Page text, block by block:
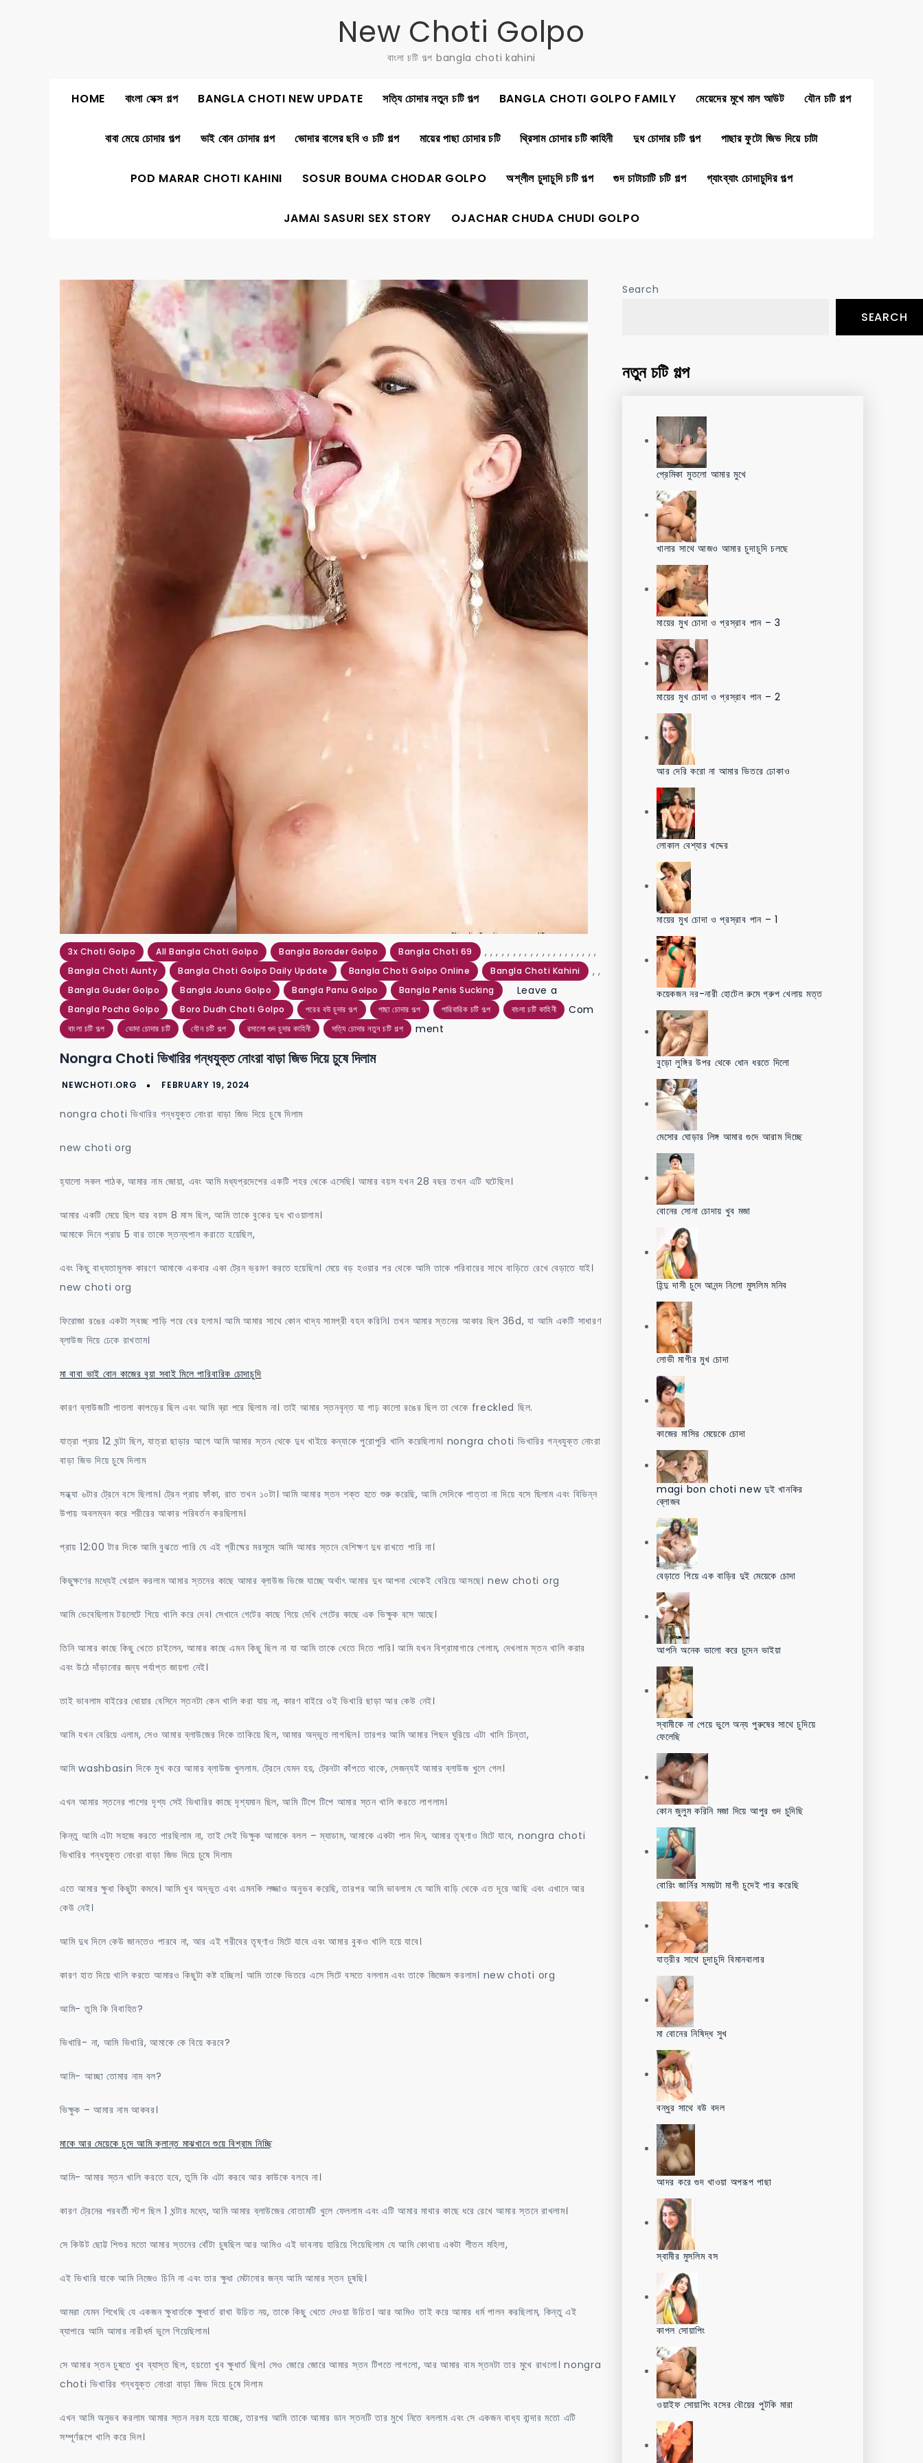
New Choti Golpo
বাংলা চটি গল্প bangla choti kahini
HOME বাংলা সেক্স গল্প BANGLA CHOTI NEW UPDATE সত্যি চোদার নতুন চটি গল্প BANGLA CHOTI GOLPO FAMILY মেয়েদের মুখে মাল আউট যৌন চটি গল্প
বাবা মেয়ে চোদার গল্প ভাই বোন চোদার গল্প ভোদার বালের ছবি ও চটি গল্প মায়ের পাছা চোদার চটি থ্রিসাম চোদার চটি কাহিনী দুধ চোদার চটি গল্প পাছার ফুটো জিভ দিয়ে চাটা
POD MARAR CHOTI KAHINI SOSUR BOUMA CHODAR GOLPO অশ্লীল চুদাচুদি চটি গল্প গুদ চাটাচাটি চটি গল্প গ্যাংব্যাং চোদাচুদির গল্প
JAMAI SASURI SEX STORY OJACHAR CHUDA CHUDI GOLPO
3x Choti Golpo ,
All Bangla Choti Golpo ,
Bangla Boroder Golpo ,
Bangla Choti 69 ,
Bangla Choti Aunty
,
Bangla Choti Golpo Daily Update
,
Bangla Choti Golpo Online
,
Bangla Choti Kahini
,
Bangla Guder Golpo
,
Bangla Jouno Golpo
,
Bangla Panu Golpo
,
Bangla Penis Sucking
,
Bangla Pocha Golpo
,
Boro Dudh Choti Golpo
,
পরের বউ চুদার গল্প
,
পাছা চোদার গল্প
,
পারিবারিক চটি গল্প
,
বাংলা চটি কাহিনী
,
বাংলা চটি গল্প
,
ভোদা চোদার চটি
,
যৌন চটি গল্প
,
রসালো গুদ চুদার কাহিনী
,
সত্যি চোদার নতুন চটি গল্প
Leave a
Com
ment
দিয়ে
Nongra Choti ভিখারির গন্ধযুক্ত নোংরা বাড়া জিভ দিয়ে চুষে দিলাম
nongra choti ভিখারির গন্ধযুক্ত নোংরা বাড়া জিভ দিয়ে চুষে দিলাম
new choti org
হ্যালো সকল পাঠক, আমার নাম জোয়া, এবং আমি মধ্যপ্রদেশের একটি শহর থেকে এসেছি। আমার বয়স যখন 28 বছর তখন এটি ঘটেছিল।
আমার একটি মেয়ে ছিল যার বয়স 8 মাস ছিল, আমি তাকে বুকের দুধ খাওয়ালাম।
আমাকে দিনে প্রায় 5 বার তাকে স্তন্যপান করাতে হয়েছিল,
এবং কিছু বাধ্যতামূলক কারণে আমাকে একবার একা ট্রেন ভ্রমণ করতে হয়েছিল। মেয়ে বড় হওয়ার পর থেকে আমি তাকে পরিবারের সাথে বাড়িতে রেখে বেড়াতে যাই।
new choti org
ফিরোজা রঙের একটা স্বচ্ছ শাড়ি পরে বের হলাম। আমি আমার সাথে কোন খাদ্য সামগ্রী বহন করিনি। তখন আমার স্তনের আকার ছিল 36d, যা আমি একটি সাধারণ
ব্লাউজ দিয়ে ঢেকে রাখতাম।
মা বাবা ভাই বোন কাজের বুয়া সবাই মিলে পারিবারিক চোদাচুদি
কারণ ব্লাউজটি পাতলা কাপড়ের ছিল এবং আমি ব্রা পরে ছিলাম না। তাই আমার স্তনবৃন্ত যা গাঢ় কালো রঙের ছিল তা থেকে freckled ছিল.
যাত্রা প্রায় 12 ঘন্টা ছিল, যাত্রা ছাড়ার আগে আমি আমার স্তন থেকে দুধ খাইয়ে কন্যাকে পুরোপুরি খালি করেছিলাম। nongra choti ভিখারির গন্ধযুক্ত নোংরা
বাড়া জিভ দিয়ে চুষে দিলাম
সন্ধ্যা ৬টার ট্রেনে বসে ছিলাম। ট্রেন প্রায় ফাঁকা, রাত তখন ১০টা। আমি আমার স্তন শক্ত হতে শুরু করেছি, আমি সেদিকে পাত্তা না দিয়ে বসে ছিলাম এবং বিভিন্ন
উপায় অবলম্বন করে শরীরের আকার পরিবর্তন করছিলাম।
প্রায় 12:00 টার দিকে আমি বুঝতে পারি যে এই গ্রীষ্মের মরসুমে আমি আমার স্তনে বেশিক্ষণ দুধ রাখতে পারি না।
কিছুক্ষণের মধ্যেই খেয়াল করলাম আমার স্তনের কাছে আমার ব্লাউজ ভিজে যাচ্ছে অর্থাৎ আমার দুধ আপনা থেকেই বেরিয়ে আসছে। new choti org
আমি ভেবেছিলাম টয়লেটে গিয়ে খালি করে দেব। সেখানে গেটের কাছে গিয়ে দেখি গেটের কাছে এক ভিক্ষুক বসে আছে।
তিনি আমার কাছে কিছু খেতে চাইলেন, আমার কাছে এমন কিছু ছিল না যা আমি তাকে খেতে দিতে পারি। আমি যখন বিশ্রামাগারে গেলাম, দেখলাম স্তন খালি করার
এবং উঠে দাঁড়ানোর জন্য পর্যাপ্ত জায়গা নেই।
তাই ভাবলাম বাইরের ধোয়ার বেসিনে স্তনটা কেন খালি করা যায় না, কারণ বাইরে ওই ভিখারি ছাড়া আর কেউ নেই।
আমি যখন বেরিয়ে এলাম, সেও আমার ব্লাউজের দিকে তাকিয়ে ছিল, আমার অদ্ভুত লাগছিল। তারপর আমি আমার পিছন ঘুরিয়ে এটা খালি চিন্তা,
আমি washbasin দিকে মুখ করে আমার ব্লাউজ খুললাম. ট্রেনে যেমন হয়, ট্রেনটা কাঁপতে থাকে, সেজন্যই আমার ব্লাউজ খুলে গেল।
এখন আমার স্তনের পাশের দৃশ্য সেই ভিখারির কাছে দৃশ্যমান ছিল, আমি টিপে টিপে আমার স্তন খালি করতে লাগলাম।
কিন্তু আমি এটা সহজে করতে পারছিলাম না, তাই সেই ভিক্ষুক আমাকে বলল – ম্যাডাম, আমাকে একটা পান দিন, আমার তৃষ্ণাও মিটে যাবে, nongra choti
ভিখারির গন্ধযুক্ত নোংরা বাড়া জিভ দিয়ে চুষে দিলাম
এতে আমার ক্ষুধা কিছুটা কমবে। আমি খুব অদ্ভুত এবং এমনকি লজ্জাও অনুভব করেছি, তারপর আমি ভাবলাম যে আমি বাড়ি থেকে এত দূরে আছি এবং এখানে আর
কেউ নেই।
আমি দুধ দিলে কেউ জানতেও পারবে না, আর এই গরীবের তৃষ্ণাও মিটে যাবে এবং আমার বুকও খালি হয়ে যাবে।
কারণ হাত দিয়ে খালি করতে আমারও কিছুটা কষ্ট হচ্ছিল। আমি তাকে ভিতরে এসে সিটে বসতে বললাম এবং তাকে জিজ্ঞেস করলাম। new choti org
আমি- তুমি কি বিবাহিত?
ভিখারি- না, আমি ভিখারি, আমাকে কে বিয়ে করবে?
আমি- আচ্ছা তোমার নাম বল?
ভিক্ষুক – আমার নাম আকবর।
মাকে আর মেয়েকে চুদে আমি ক্লান্ত মাঝখানে শুয়ে বিশ্রাম নিচ্ছি
আমি- আমার স্তন খালি করতে হবে, তুমি কি এটা করবে আর কাউকে বলবে না।
কারণ ট্রেনের পরবর্তী স্টপ ছিল 1 ঘন্টার মধ্যে, আমি আমার ব্লাউজের বোতামটি খুলে ফেললাম এবং এটি আমার মাথার কাছে ধরে রেখে আমার স্তনে রাখলাম।
সে কিউট ছোট্ট শিশুর মতো আমার স্তনের বোঁটা চুষছিল আর আমিও এই ভাবনায় হারিয়ে গিয়েছিলাম যে আমি কোথায় একটা শীতল মহিলা,
এই ভিখারি যাকে আমি নিজেও চিনি না এবং তার ক্ষুধা মেটানোর জন্য আমি আমার স্তন চুষছি।
আমরা যেমন শিখেছি যে একজন ক্ষুধার্তকে ক্ষুধার্ত রাখা উচিত নয়, তাকে কিছু খেতে দেওয়া উচিত। আর আমিও তাই করে আমার ধর্ম পালন করছিলাম, কিন্তু এই
ব্যাপারে আমি আমার নারীধর্ম ভুলে গিয়েছিলাম।
সে আমার স্তন চুষতে খুব ব্যাস্ত ছিল, হয়তো খুব ক্ষুধার্ত ছিল। সেও জোরে জোরে আমার স্তন টিপতে লাগলো, আর আমার বাম স্তনটা তার মুখে রাখলো। nongra
choti ভিখারির গন্ধযুক্ত নোংরা বাড়া জিভ দিয়ে চুষে দিলাম
এখন আমি অনুভব করলাম আমার স্তন নরম হয়ে যাচ্ছে, তারপর আমি তাকে আমার ডান স্তনটি তার মুখে নিতে বললাম এবং সে একজন বাধ্য বান্দার মতো এটি
সম্পূর্ণরূপে খালি করে দিল।
Search
SEARCH
নতুন চটি গল্প
প্রেমিকা মুতলো আমার মুখে
খালার সাথে আজও আমার চুদাচুদি চলছে
মায়ের মুখ চোদা ও প্রস্রাব পান – 3
মায়ের মুখ চোদা ও প্রস্রাব পান – 2
আর দেরি করো না আমার ভিতরে ঢোকাও
লোকাল বেশ্যার খদ্দের
মায়ের মুখ চোদা ও প্রস্রাব পান – 1
কয়েকজন নর-নারী হোটেল রুমে গ্রুপ খেলায় মত্ত
বুড়ো লুঙ্গির উপর থেকে ধোন ধরতে দিলো
মেসোর ঘোড়ার লিঙ্গ আমার গুদে আরাম দিচ্ছে
বোনের সোনা চোদায় খুব মজা
হিন্দু দাসী চুদে আনন্দ নিলো মুসলিম মনিব
লোভী মাগীর মুখ চোদা
কাজের মাসির মেয়েকে চোদা
magi bon choti new দুই খানকির
ব্লোজব
বেড়াতে গিয়ে এক বাড়ির দুই মেয়েকে চোদা
আপনি অনেক ভালো করে চুদেন ভাইয়া
স্বামীকে না পেয়ে ভুলে অন্য পুরুষের সাথে চুদিয়ে
ফেলেছি
কোন জুলুম করিনি মজা দিয়ে আপুর গুদ চুদিছি
বোরিং জার্নির সময়টা মাগী চুদেই পার করেছি
যাত্রীর সাথে চুদাচুদি বিমানবালার
মা বোনের নিষিদ্ধ সুখ
বন্ধুর সাথে বউ বদল
আদর করে গুদ খাওয়া অপরূপ পাছা
স্বামীর মুসলিম বস
কাপল সোয়াপিং
ওয়াইফ সোয়াপিং বসের বৌয়ের পুটকি মারা